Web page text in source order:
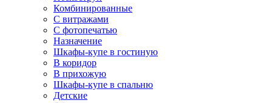
Комбинированные
С витражами
С фотопечатью
Назначение
Шкафы-купе в гостиную
В коридор
В прихожую
Шкафы-купе в спальню
Детские